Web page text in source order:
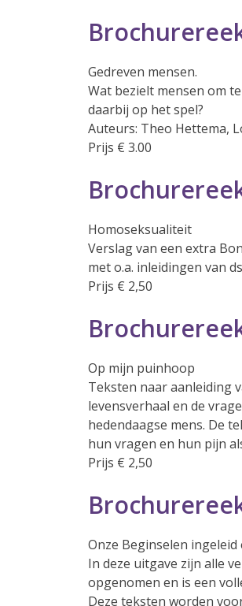
Gedreven mensen.
Wat bezielt mensen om
daarbij op het spel?
Auteurs: Theo Hettema,
Prijs € 3.00
Homoseksualiteit
Verslag van een extra
met o.a. inleidingen van
Prijs € 2,50
Op mijn puinhoop
Teksten naar aanleiding
levensverhaal en de
hedendaagse mens. De
hun vragen en hun pijn
Prijs € 2,50
Onze Beginselen
In deze uitgave zijn alle
opgenomen en is een
Deze teksten worden